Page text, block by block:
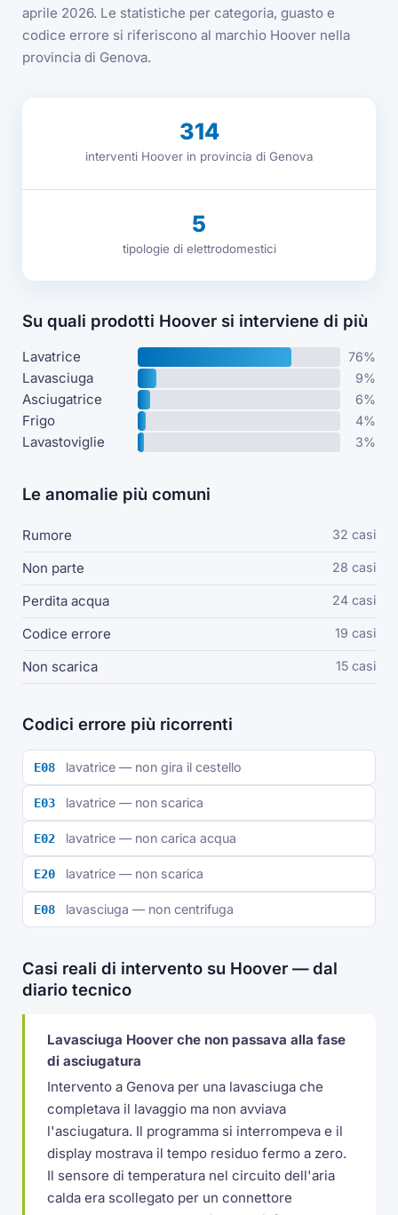
aprile 2026. Le statistiche per categoria, guasto e
codice errore si riferiscono al marchio Hoover nella
provincia di Genova.
314
interventi Hoover in provincia di Genova
5
tipologie di elettrodomestici
Su quali prodotti Hoover si interviene di più
Lavatrice 76%
Lavasciuga 9%
Asciugatrice 6%
Frigo 4%
Lavastoviglie 3%
Le anomalie più comuni
Rumore 32 casi
Non parte 28 casi
Perdita acqua 24 casi
Codice errore 19 casi
Non scarica 15 casi
Codici errore più ricorrenti
E08 lavatrice — non gira il cestello
E03 lavatrice — non scarica
E02 lavatrice — non carica acqua
E20 lavatrice — non scarica
E08 lavasciuga — non centrifuga
Casi reali di intervento su Hoover — dal
diario tecnico
Lavasciuga Hoover che non passava alla fase
di asciugatura
Intervento a Genova per una lavasciuga che
completava il lavaggio ma non avviava
l'asciugatura. Il programma si interrompeva e il
display mostrava il tempo residuo fermo a zero.
Il sensore di temperatura nel circuito dell'aria
calda era scollegato per un connettore